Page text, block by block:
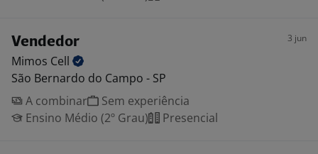
Vendedor 3 jun
Mimos Cell
São Bernardo do Campo - SP
A combinar
Sem experiência
Ensino Médio (2º Grau)
Presencial